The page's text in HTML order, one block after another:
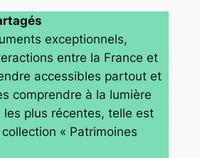
exceptionnels,
entre la France et
accessibles partout et
comprendre à la lumière
les plus récentes, telle est
« Patrimoines